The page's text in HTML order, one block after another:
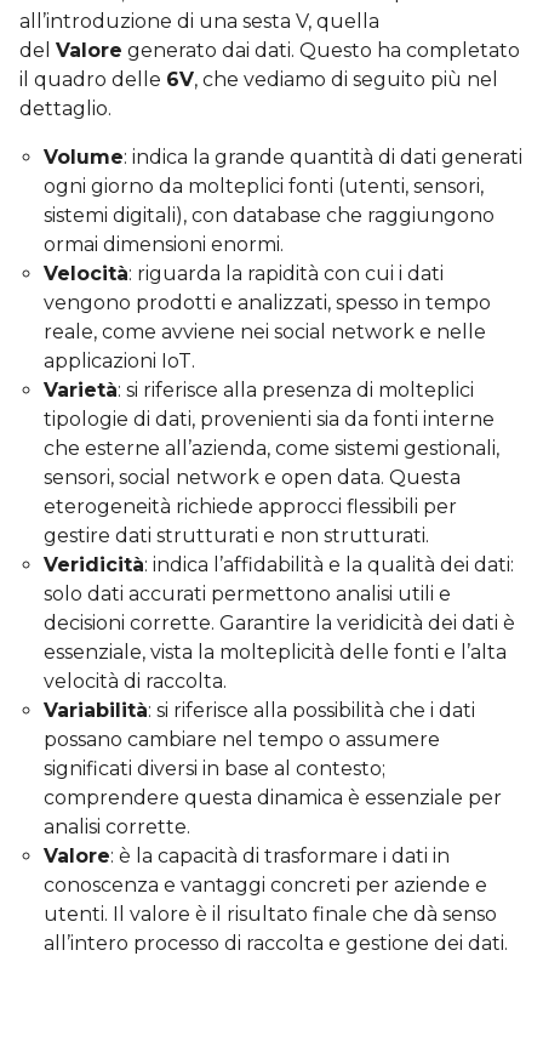
all’introduzione di una sesta V, quella
del Valore generato dai dati. Questo ha completato
il quadro delle 6V, che vediamo di seguito più nel
dettaglio.
Volume: indica la grande quantità di dati generati
ogni giorno da molteplici fonti (utenti, sensori,
sistemi digitali), con database che raggiungono
ormai dimensioni enormi.
Velocità: riguarda la rapidità con cui i dati
vengono prodotti e analizzati, spesso in tempo
reale, come avviene nei social network e nelle
applicazioni IoT.
Varietà: si riferisce alla presenza di molteplici
tipologie di dati, provenienti sia da fonti interne
che esterne all’azienda, come sistemi gestionali,
sensori, social network e open data. Questa
eterogeneità richiede approcci flessibili per
gestire dati strutturati e non strutturati.
Veridicità: indica l’affidabilità e la qualità dei dati:
solo dati accurati permettono analisi utili e
decisioni corrette. Garantire la veridicità dei dati è
essenziale, vista la molteplicità delle fonti e l’alta
velocità di raccolta.
Variabilità: si riferisce alla possibilità che i dati
possano cambiare nel tempo o assumere
significati diversi in base al contesto;
comprendere questa dinamica è essenziale per
analisi corrette.
Valore: è la capacità di trasformare i dati in
conoscenza e vantaggi concreti per aziende e
utenti. Il valore è il risultato finale che dà senso
all’intero processo di raccolta e gestione dei dati.